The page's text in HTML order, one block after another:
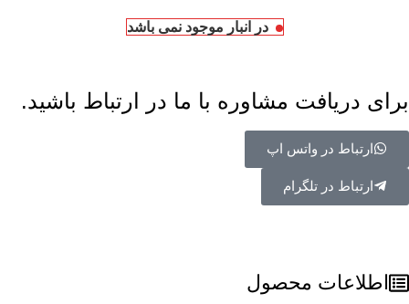
در انبار موجود نمی باشد
برای دریافت مشاوره با ما در ارتباط باشید.
ارتباط در واتس اپ
ارتباط در تلگرام
اطلاعات محصول